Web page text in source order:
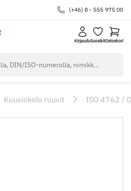
(+46) 8 - 555 975 00
KirjauduSuosikitOstoskori
Kuusiokolo ruuvit ISO 4762 /